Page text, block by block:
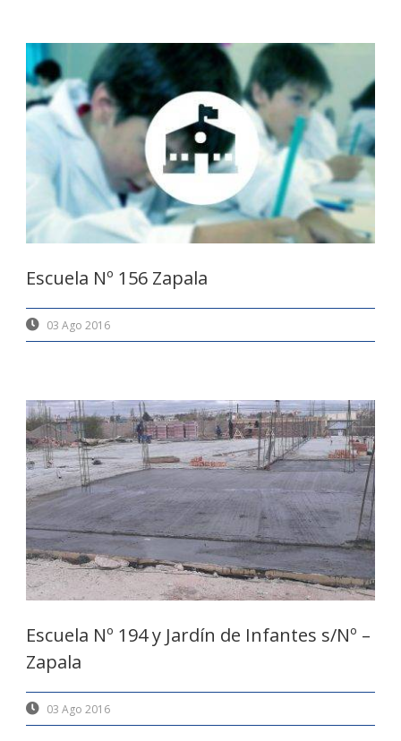
Escuela Nº 156 Zapala
03 Ago 2016
Escuela Nº 194 y Jardín de Infantes s/Nº –
Zapala
03 Ago 2016